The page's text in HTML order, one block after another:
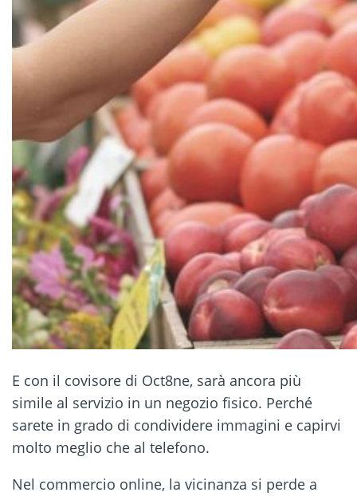
E con il covisore di Oct8ne, sarà ancora più
simile al servizio in un negozio fisico. Perché
sarete in grado di condividere immagini e capirvi
molto meglio che al telefono.
Nel commercio online, la vicinanza si perde a